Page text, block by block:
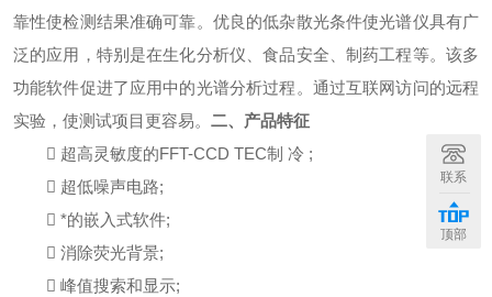
靠性使检测结果准确可靠。优良的低杂散光条件使光谱仪具有广
泛的应用，特别是在生化分析仪、食品安全、制药工程等。该多
功能软件促进了应用中的光谱分析过程。通过互联网访问的远程
实验，使测试项目更容易。 二、产品特征
 超高灵敏度的FFT-CCD TEC制 冷 ;
 超低噪声电路;
 *的嵌入式软件;
 消除荧光背景;
 峰值搜索和显示;
联系
顶部